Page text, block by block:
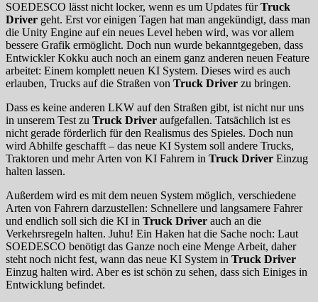
SOEDESCO lässt nicht locker, wenn es um Updates fürTruck
Driver geht. Erst vor einigen Tagen hat man angekündigt, dass man
die Unity Engine auf ein neues Level heben wird, was vor allem
bessere Grafik ermöglicht. Doch nun wurde bekanntgegeben, dass
Entwickler Kokku auch noch an einem ganz anderen neuen Feature
arbeitet: Einem komplett neuen KI System. Dieses wird es auch
erlauben, Trucks auf die Straßen von Truck Driver zu bringen.
Dass es keine anderen LKW auf den Straßen gibt, ist nicht nur uns
in unserem Test zu Truck Driver aufgefallen. Tatsächlich ist es
nicht gerade förderlich für den Realismus des Spieles. Doch nun
wird Abhilfe geschafft – das neue KI System soll andere Trucks,
Traktoren und mehr Arten von KI Fahrern in Truck Driver Einzug
halten lassen.
Außerdem wird es mit dem neuen System möglich, verschiedene
Arten von Fahrern darzustellen: Schnellere und langsamere Fahrer
und endlich soll sich die KI in Truck Driver auch an die
Verkehrsregeln halten. Juhu! Ein Haken hat die Sache noch: Laut
SOEDESCO benötigt das Ganze noch eine Menge Arbeit, daher
steht noch nicht fest, wann das neue KI System in Truck Driver
Einzug halten wird. Aber es ist schön zu sehen, dass sich Einiges in
Entwicklung befindet.